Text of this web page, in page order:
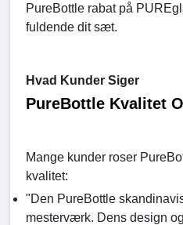
PureBottle rabat på
fuldende dit sæt.
Hvad Kunder Siger
PureBottle Kvalitet
Mange kunder roser
kvalitet:
"Den PureBottle
mesterværk. Dens design